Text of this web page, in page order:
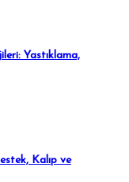
Yastıklama,
Kalıp ve